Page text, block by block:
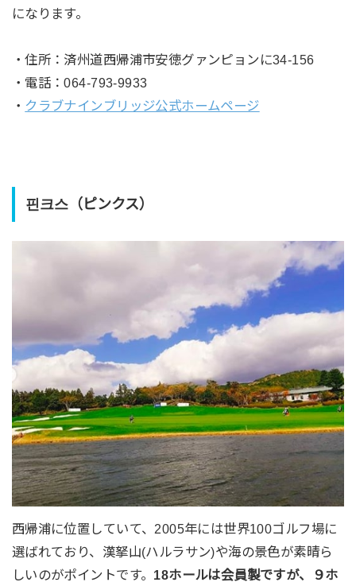
になります。
・住所：済州道西帰浦市安徳グァンピョンに34-156
・電話：064-793-9933
・ クラブナインブリッジ公式ホームページ
핀크스（ピンクス）
西帰浦に位置していて、2005年には世界100ゴルフ場に
選ばれており、漢拏山(ハルラサン)や海の景色が素晴ら
しいのがポイントです。 18ホールは会員製ですが、９ホ